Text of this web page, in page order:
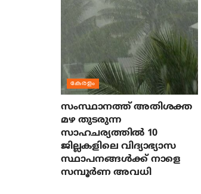
കേരളം
സംസ്ഥാനത്ത് അതിശക്ത
മഴ തുടരുന്ന
സാഹചര്യത്തിൽ 10
ജില്ലകളിലെ വിദ്യാഭ്യാസ
സ്ഥാപനങ്ങൾക്ക് നാളെ
സമ്പൂർണ അവധി